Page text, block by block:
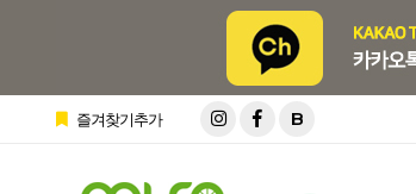
즐겨찾기추가 B